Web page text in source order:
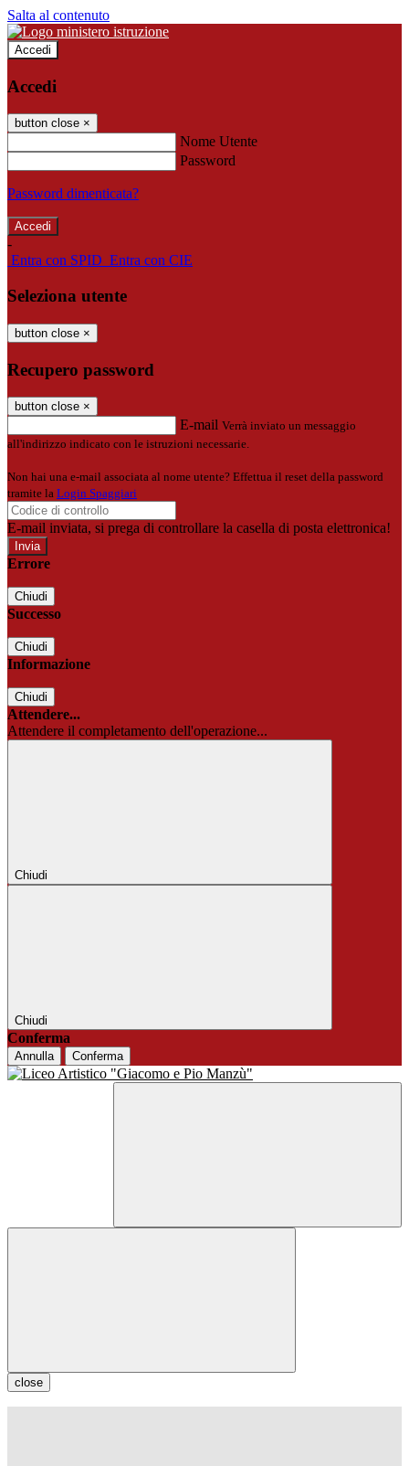
Salta al contenuto
Accedi
Accedi
button close ×
Nome Utente
Password
Password dimenticata?
-
Entra con SPID Entra con CIE
Seleziona utente
button close ×
Recupero password
button close ×
E-mail Verrà inviato un messaggio
all'indirizzo indicato con le istruzioni necessarie.
Non hai una e-mail associata al nome utente? Effettua il reset della password
tramite la Login Spaggiari
E-mail inviata, si prega di controllare la casella di posta elettronica!
Errore
Chiudi
Successo
Chiudi
Informazione
Chiudi
Attendere...
Attendere il completamento dell'operazione...
Chiudi
Chiudi
Conferma
Annulla Conferma
close